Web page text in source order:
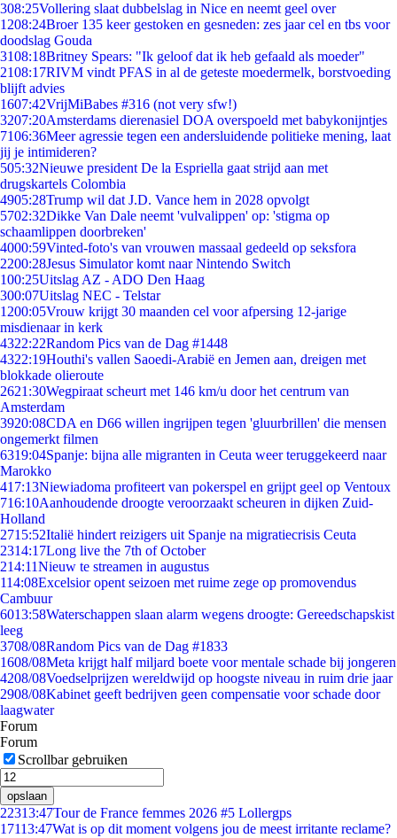
308:25Vollering slaat dubbelslag in Nice en neemt geel over
1208:24Broer 135 keer gestoken en gesneden: zes jaar cel en tbs voor
doodslag Gouda
3108:18Britney Spears: "Ik geloof dat ik heb gefaald als moeder"
2108:17RIVM vindt PFAS in al de geteste moedermelk, borstvoeding
blijft advies
1607:42VrijMiBabes #316 (not very sfw!)
3207:20Amsterdams dierenasiel DOA overspoeld met babykonijntjes
7106:36Meer agressie tegen een andersluidende politieke mening, laat
jij je intimideren?
505:32Nieuwe president De la Espriella gaat strijd aan met
drugskartels Colombia
4905:28Trump wil dat J.D. Vance hem in 2028 opvolgt
5702:32Dikke Van Dale neemt 'vulvalippen' op: 'stigma op
schaamlippen doorbreken'
4000:59Vinted-foto's van vrouwen massaal gedeeld op seksfora
2200:28Jesus Simulator komt naar Nintendo Switch
100:25Uitslag AZ - ADO Den Haag
300:07Uitslag NEC - Telstar
1200:05Vrouw krijgt 30 maanden cel voor afpersing 12-jarige
misdienaar in kerk
4322:22Random Pics van de Dag #1448
4322:19Houthi's vallen Saoedi-Arabië en Jemen aan, dreigen met
blokkade olieroute
2621:30Wegpiraat scheurt met 146 km/u door het centrum van
Amsterdam
3920:08CDA en D66 willen ingrijpen tegen 'gluurbrillen' die mensen
ongemerkt filmen
6319:04Spanje: bijna alle migranten in Ceuta weer teruggekeerd naar
Marokko
417:13Niewiadoma profiteert van pokerspel en grijpt geel op Ventoux
716:10Aanhoudende droogte veroorzaakt scheuren in dijken Zuid-
Holland
2715:52Italië hindert reizigers uit Spanje na migratiecrisis Ceuta
2314:17Long live the 7th of October
214:11Nieuw te streamen in augustus
114:08Excelsior opent seizoen met ruime zege op promovendus
Cambuur
6013:58Waterschappen slaan alarm wegens droogte: Gereedschapskist
leeg
3708/08Random Pics van de Dag #1833
1608/08Meta krijgt half miljard boete voor mentale schade bij jongeren
4208/08Voedselprijzen wereldwijd op hoogste niveau in ruim drie jaar
2908/08Kabinet geeft bedrijven geen compensatie voor schade door
laagwater
Forum
Forum
Scrollbar gebruiken
opslaan
22313:47Tour de France femmes 2026 #5 Lollergps
17113:47Wat is op dit moment volgens jou de meest irritante reclame?